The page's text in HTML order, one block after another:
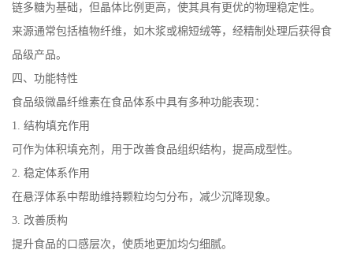
链多糖为基础，但晶体比例更高，使其具有更优的物理稳定性。
来源通常包括植物纤维，如木浆或棉短绒等，经精制处理后获得食
品级产品。
四、功能特性
食品级微晶纤维素在食品体系中具有多种功能表现：
1. 结构填充作用
可作为体积填充剂，用于改善食品组织结构，提高成型性。
2. 稳定体系作用
在悬浮体系中帮助维持颗粒均匀分布，减少沉降现象。
3. 改善质构
提升食品的口感层次，使质地更加均匀细腻。